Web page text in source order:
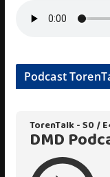
Podcast